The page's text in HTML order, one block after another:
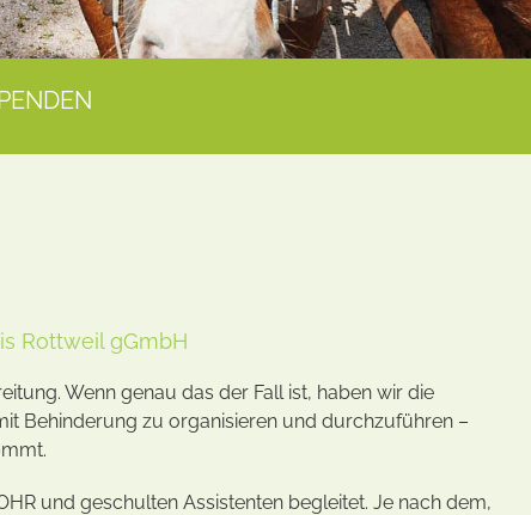
Rottweil gGmbH
Wenn genau das der Fall ist, haben wir die
Behinderung zu organisieren und durchzuführen –
und geschulten Assistenten begleitet. Je nach dem,